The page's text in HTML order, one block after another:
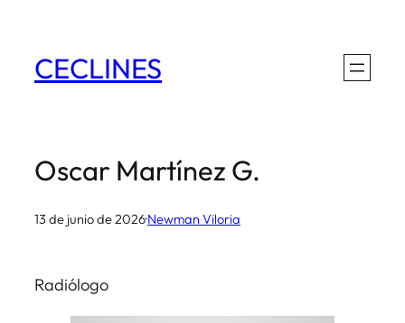
contenido
CECLINES
Oscar Martínez G.
13 de junio de 2026·Newman Viloria
Radiólogo